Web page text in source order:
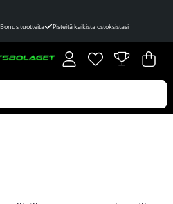
Bonus tuotteita Pisteitä kaikista ostoksistasi
Toivelista
Lukumäärä
. .